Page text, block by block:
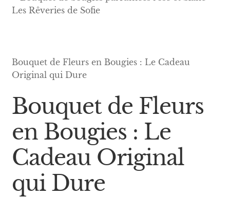
Bouquet de Fleurs en Bougies : Le Cadeau
Original qui Dure
Bouquet de Fleurs
en Bougies : Le
Cadeau Original
qui Dure